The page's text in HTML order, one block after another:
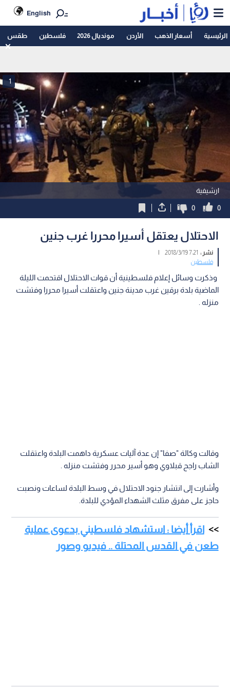
English
الرئيسية أسعار الذهب الأردن مونديال 2026 فلسطين طقس
ارشيفية
1
0
0
الاحتلال يعتقل أسيرا محررا غرب جنين
نشر : 7:21 2018/3/19
|
فلسطين
وذكرت وسائل إعلام فلسطينية أن قوات الاحتلال اقتحمت الليلة
الماضية بلدة برقين غرب مدينة جنين واعتقلت أسيرا محررا وفتشت
منزله .
وقالت وكالة "صفا" إن عدة آليات عسكرية داهمت البلدة واعتقلت
الشاب راجح قبلاوي وهو أسير محرر وفتشت منزله .
وأشارت إلى انتشار جنود الاحتلال في وسط البلدة لساعات ونصبت
حاجز على مفرق مثلث الشهداء المؤدي للبلدة.
اقرأ أيضا : استشهاد فلسطيني بدعوى عملية
طعن في القدس المحتلة .. فيديو وصور